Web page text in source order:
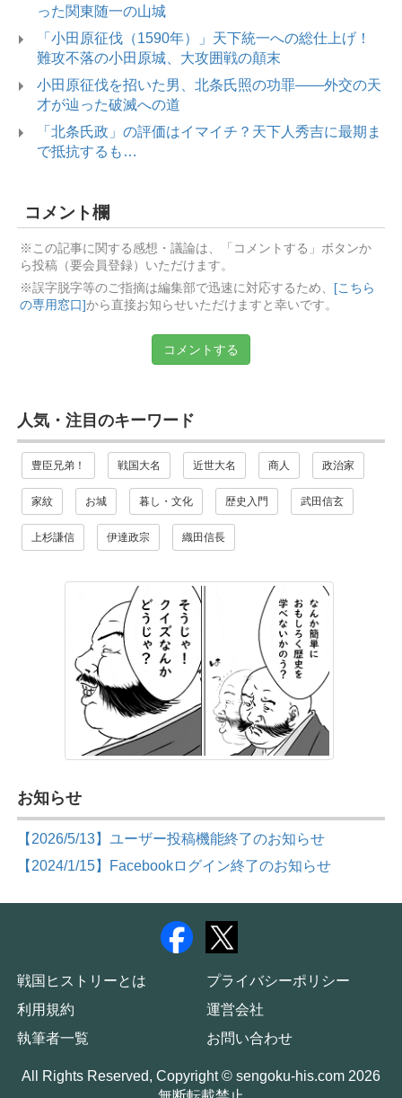
った関東随一の山城
「小田原征伐（1590年）」天下統一への総仕上げ！
難攻不落の小田原城、大攻囲戦の顛末
小田原征伐を招いた男、北条氏照の功罪――外交の天
才が辿った破滅への道
「北条氏政」の評価はイマイチ？天下人秀吉に最期ま
で抵抗するも…
コメント欄
※この記事に関する感想・議論は、「コメントする」ボタンか
ら投稿（要会員登録）いただけます。
※誤字脱字等のご指摘は編集部で迅速に対応するため、 [こちら
の専用窓口]から直接お知らせいただけますと幸いです。
コメントする
人気・注目のキーワード
豊臣兄弟！ 戦国大名 近世大名 商人 政治家
家紋 お城 暮し・文化 歴史入門 武田信玄
上杉謙信 伊達政宗 織田信長
お知らせ
【2026/5/13】ユーザー投稿機能終了のお知らせ
【2024/1/15】Facebookログイン終了のお知らせ
戦国ヒストリーとは
プライバシーポリシー
利用規約
運営会社
執筆者一覧
お問い合わせ
All Rights Reserved, Copyright © sengoku-his.com 2026